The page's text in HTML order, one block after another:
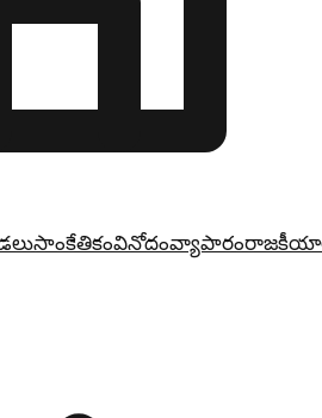
సాంకేతికంవినోదంవ్యాపారం